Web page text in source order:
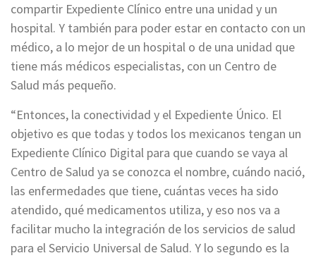
compartir Expediente Clínico entre una unidad y un
hospital. Y también para poder estar en contacto con un
médico, a lo mejor de un hospital o de una unidad que
tiene más médicos especialistas, con un Centro de
Salud más pequeño.
“Entonces, la conectividad y el Expediente Único. El
objetivo es que todas y todos los mexicanos tengan un
Expediente Clínico Digital para que cuando se vaya al
Centro de Salud ya se conozca el nombre, cuándo nació,
las enfermedades que tiene, cuántas veces ha sido
atendido, qué medicamentos utiliza, y eso nos va a
facilitar mucho la integración de los servicios de salud
para el Servicio Universal de Salud. Y lo segundo es la